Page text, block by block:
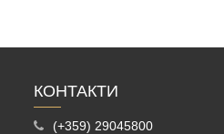
КОНТАКТИ
(+359) 29045800